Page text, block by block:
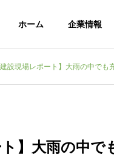
ホーム 企業情報
建設現場レポート】大雨の中で
ト】大雨の中